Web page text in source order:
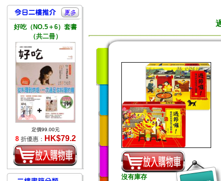
好吃（NO.5＋6）套書
（共二冊）
定價99.00元
8 折優惠： HK$79.2
沒有庫存